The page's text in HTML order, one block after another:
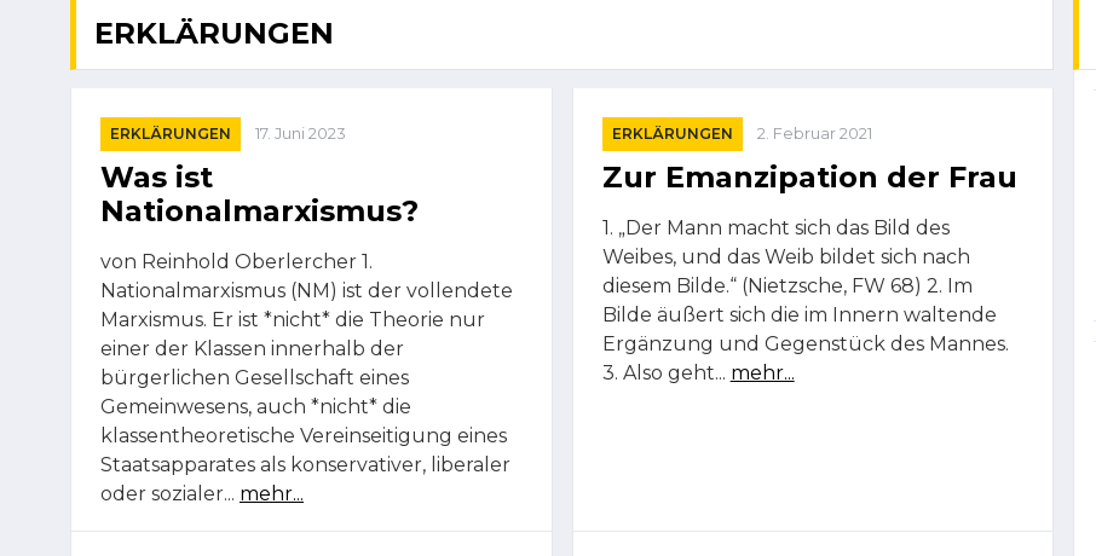
ERKLÄRUNGEN
ERKLÄRUNGEN 17. Juni 2023
Was ist
Nationalmarxismus?
von Reinhold Oberlercher 1.
Nationalmarxismus (NM) ist der vollendete
Marxismus. Er ist *nicht* die Theorie nur
einer der Klassen innerhalb der
bürgerlichen Gesellschaft eines
Gemeinwesens, auch *nicht* die
klassentheoretische Vereinseitigung eines
Staatsapparates als konservativer, liberaler
oder sozialer... mehr...
ERKLÄRUNGEN 2. Februar 2021
Zur Emanzipation der Frau
1. „Der Mann macht sich das Bild des
Weibes, und das Weib bildet sich nach
diesem Bilde.“ (Nietzsche, FW 68) 2. Im
Bilde äußert sich die im Innern waltende
Ergänzung und Gegenstück des Mannes.
3. Also geht... mehr...